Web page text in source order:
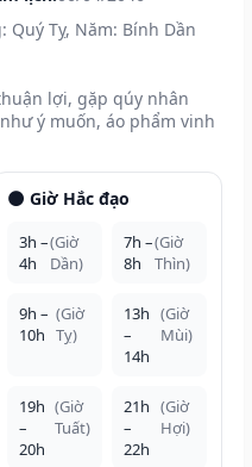
Quý Tỵ, Năm: Bính Dần
lợi, gặp qúy nhân
ý muốn, áo phẩm vinh
🌑 Giờ Hắc đạo
3h –
4h
(Giờ
Dần)
7h –
8h
(Giờ
Thìn)
9h –
10h
(Giờ
Tỵ)
13h
–
14h
(Giờ
Mùi)
19h
–
20h
(Giờ
Tuất)
21h
–
22h
(Giờ
Hợi)